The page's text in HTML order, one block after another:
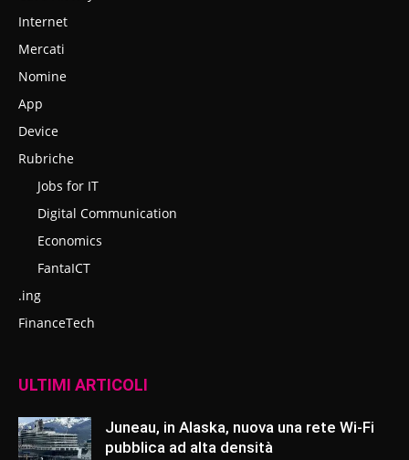
Internet
Mercati
Nomine
App
Device
Rubriche
Jobs for IT
Digital Communication
Economics
FantaICT
.ing
FinanceTech
ULTIMI ARTICOLI
Juneau, in Alaska, nuova una rete Wi-Fi
pubblica ad alta densità